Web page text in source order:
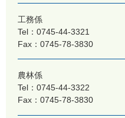
工務係
Tel：0745-44-3321
Fax：0745-78-3830
農林係
Tel：0745-44-3322
Fax：0745-78-3830